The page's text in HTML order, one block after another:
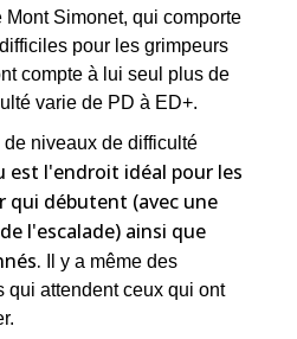
Simonet, qui comporte
pour les grimpeurs
compte à lui seul plus de
varie de PD à ED+.
niveaux de difficulté
est l'endroit idéal pour les
qui débutent (avec une
l'escalade) ainsi que
Il y a même des
qui attendent ceux qui ont